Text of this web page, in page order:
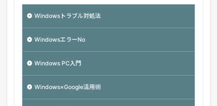
Windowsトラブル対処法
WindowsエラーNo
Windows PC入門
Windows×Google活用術